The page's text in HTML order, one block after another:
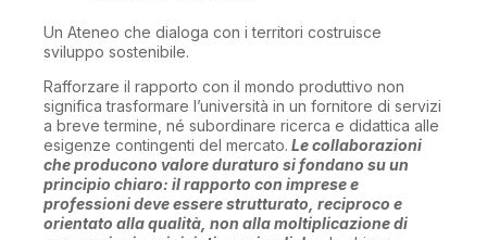
Un Ateneo che dialoga con i territori costruisce
sviluppo sostenibile.
Rafforzare il rapporto con il mondo produttivo non
significa trasformare l’università in un fornitore di servizi
a breve termine, né subordinare ricerca e didattica alle
esigenze contingenti del mercato. Le collaborazioni
che producono valore duraturo si fondano su un
principio chiaro: il rapporto con imprese e
professioni deve essere strutturato, reciproco e
orientato alla qualità, non alla moltiplicazione di